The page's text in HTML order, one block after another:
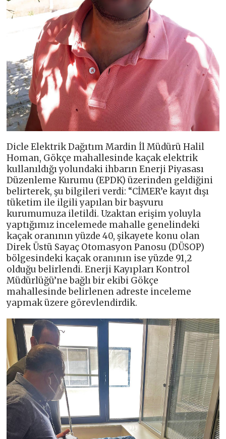
Dicle Elektrik Dağıtım Mardin İl Müdürü Halil
Homan, Gökçe mahallesinde kaçak elektrik
kullanıldığı yolundaki ihbarın Enerji Piyasası
Düzenleme Kurumu (EPDK) üzerinden geldiğini
belirterek, şu bilgileri verdi: “CİMER’e kayıt dışı
tüketim ile ilgili yapılan bir başvuru
kurumumuza iletildi. Uzaktan erişim yoluyla
yaptığımız incelemede mahalle genelindeki
kaçak oranının yüzde 40, şikayete konu olan
Direk Üstü Sayaç Otomasyon Panosu (DÜSOP)
bölgesindeki kaçak oranının ise yüzde 91,2
olduğu belirlendi. Enerji Kayıpları Kontrol
Müdürlüğü’ne bağlı bir ekibi Gökçe
mahallesinde belirlenen adreste inceleme
yapmak üzere görevlendirdik.